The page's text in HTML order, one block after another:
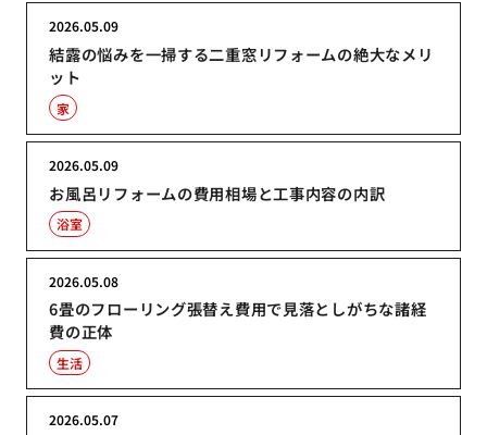
結露の悩みを一掃する二重窓リフォームの絶大なメリ
ット
2026.05.09
家
お風呂リフォームの費用相場と工事内容の内訳
2026.05.09
浴室
6畳のフローリング張替え費用で見落としがちな諸経
費の正体
2026.05.08
生活
2026.05.07